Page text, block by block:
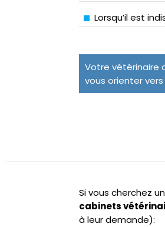
Lorsqu’il est
Votre vétérinaire
vous orienter
Si vous cherchez
cabinets
à leur demande):